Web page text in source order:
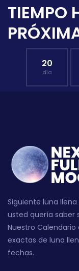
TIEMPO
20
día
Siguiente luna
usted quería saber
Nuestro
exactas de luna
fechas.